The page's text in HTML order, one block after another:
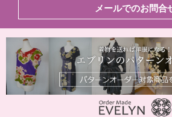
メールでのお問合